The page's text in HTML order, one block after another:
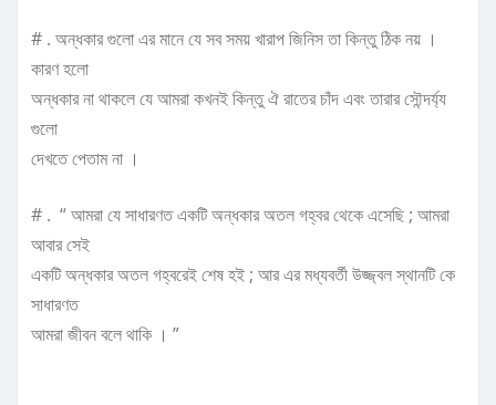
# . অন্ধকার গুলো এর মানে যে সব সময় খারাপ জিনিস তা কিন্তু ঠিক নয় ।
কারণ হলো
অন্ধকার না থাকলে যে আমরা কখনই কিন্তু ঐ রাতের চাঁদ এবং তারার সৌন্দর্য্য
গুলো
দেখতে পেতাম না ।
# . “ আমরা যে সাধারণত একটি অন্ধকার অতল গহ্বর থেকে এসেছি ; আমরা
আবার সেই
একটি অন্ধকার অতল গহ্বরেই শেষ হই ; আর এর মধ্যবর্তী উজ্জ্বল স্থানটি কে
সাধারণত
আমরা জীবন বলে থাকি । ”